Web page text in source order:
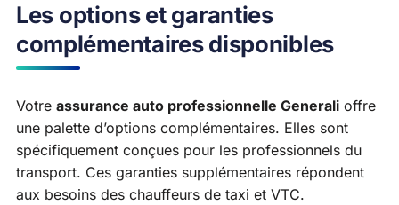
Les options et garanties
complémentaires disponibles
Votre assurance auto professionnelle Generali offre
une palette d’options complémentaires. Elles sont
spécifiquement conçues pour les professionnels du
transport. Ces garanties supplémentaires répondent
aux besoins des chauffeurs de taxi et VTC.